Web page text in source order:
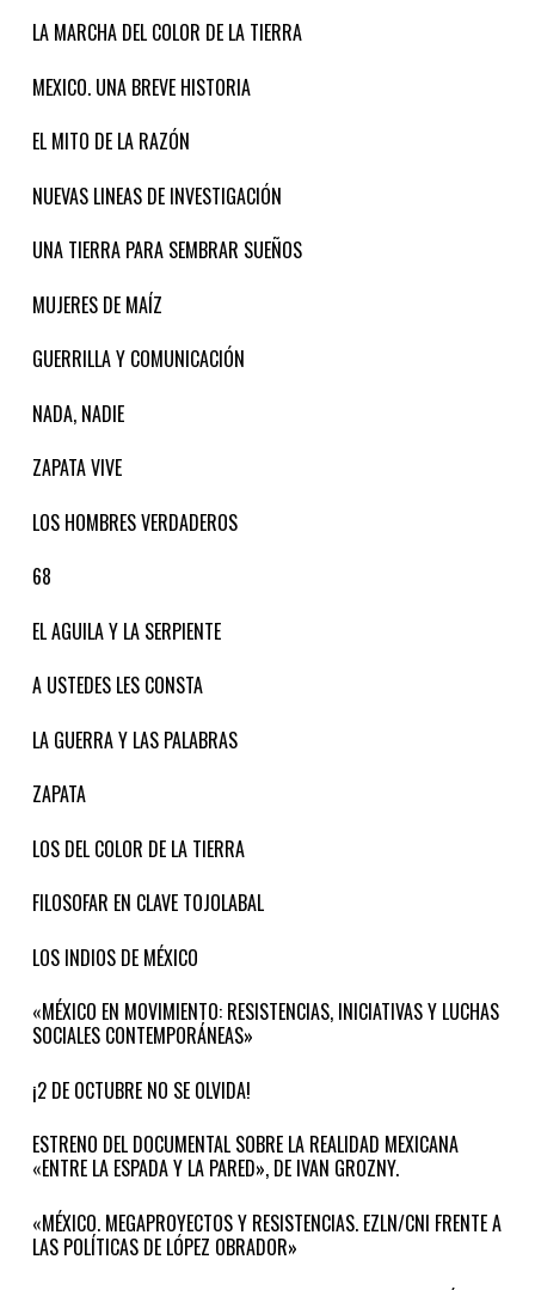
LA MARCHA DEL COLOR DE LA TIERRA
MEXICO. UNA BREVE HISTORIA
EL MITO DE LA RAZÓN
NUEVAS LINEAS DE INVESTIGACIÓN
UNA TIERRA PARA SEMBRAR SUEÑOS
MUJERES DE MAÍZ
GUERRILLA Y COMUNICACIÓN
NADA, NADIE
ZAPATA VIVE
LOS HOMBRES VERDADEROS
68
EL AGUILA Y LA SERPIENTE
A USTEDES LES CONSTA
LA GUERRA Y LAS PALABRAS
ZAPATA
LOS DEL COLOR DE LA TIERRA
FILOSOFAR EN CLAVE TOJOLABAL
LOS INDIOS DE MÉXICO
«MÉXICO EN MOVIMIENTO: RESISTENCIAS, INICIATIVAS Y LUCHAS
SOCIALES CONTEMPORÁNEAS»
¡2 DE OCTUBRE NO SE OLVIDA!
ESTRENO DEL DOCUMENTAL SOBRE LA REALIDAD MEXICANA
«ENTRE LA ESPADA Y LA PARED», DE IVAN GROZNY.
«MÉXICO. MEGAPROYECTOS Y RESISTENCIAS. EZLN/CNI FRENTE A
LAS POLÍTICAS DE LÓPEZ OBRADOR»